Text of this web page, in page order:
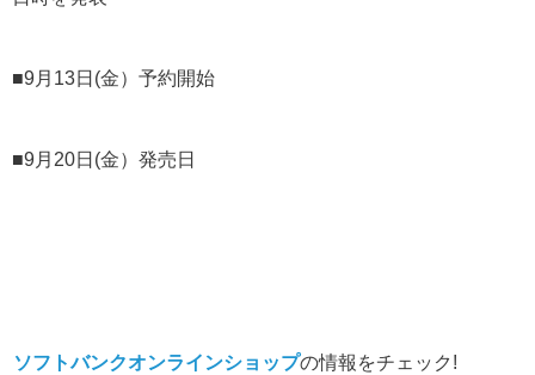
■9月13日(金）予約開始
■9月20日(金）発売日
ソフトバンクオンラインショップの情報をチェック!